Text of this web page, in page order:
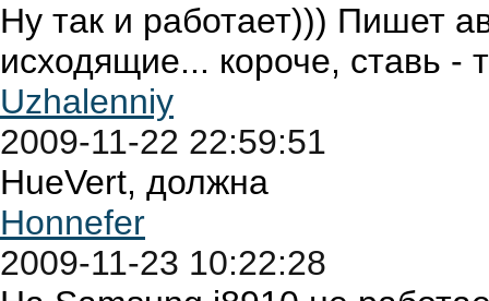
Ну так и работает))) Пишет
исходящие... короче, ставь
Uzhalenniy
2009-11-22 22:59:51
HueVert, должна
Honnefer
2009-11-23 10:22:28